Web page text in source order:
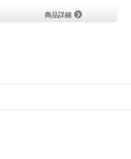
商品詳細